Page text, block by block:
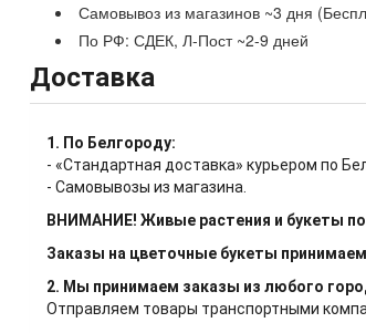
Самовывоз из магазинов ~3 дня
По РФ: СДЕК, Л-Пост ~2-9 дней
Доставка
1. По Белгороду:
- «Стандартная доставка» курьером по
- Самовывозы из магазина.
ВНИМАНИЕ! Живые растения и букеты
Заказы на цветочные букеты
2. Мы принимаем заказы из любого
Отправляем товары транспортными